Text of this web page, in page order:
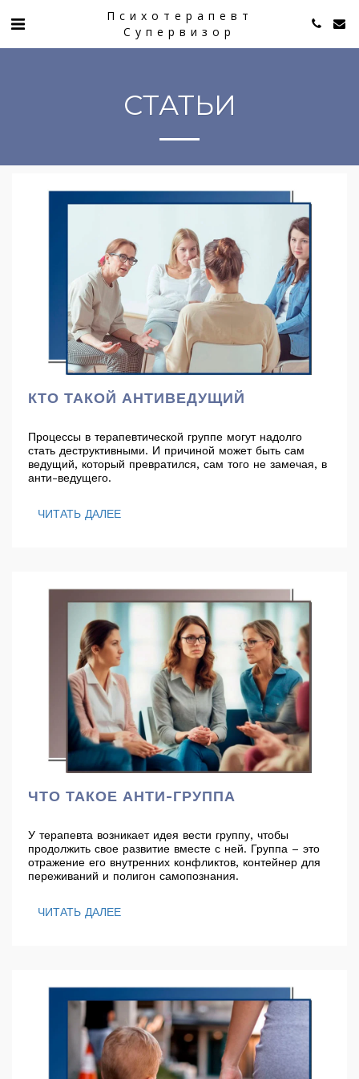
Психотерапевт
Супервизор
СТАТЬИ
КТО ТАКОЙ АНТИВЕДУЩИЙ
Процессы в терапевтической группе могут надолго
стать деструктивными. И причиной может быть сам
ведущий, который превратился, сам того не замечая, в
анти-ведущего.
ЧИТАТЬ ДАЛЕЕ
ЧТО ТАКОЕ АНТИ-ГРУППА
У терапевта возникает идея вести группу, чтобы
продолжить свое развитие вместе с ней. Группа – это
отражение его внутренних конфликтов, контейнер для
переживаний и полигон самопознания.
ЧИТАТЬ ДАЛЕЕ